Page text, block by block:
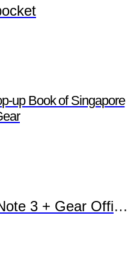
up Book of Singapore
3 + Gear